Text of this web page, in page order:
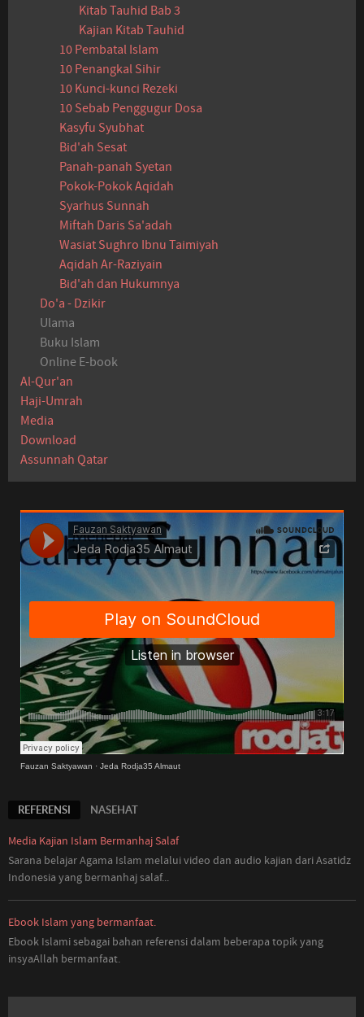
Kitab Tauhid Bab 3
Kajian Kitab Tauhid
10 Pembatal Islam
10 Penangkal Sihir
10 Kunci-kunci Rezeki
10 Sebab Penggugur Dosa
Kasyfu Syubhat
Bid'ah Sesat
Panah-panah Syetan
Pokok-Pokok Aqidah
Syarhus Sunnah
Miftah Daris Sa'adah
Wasiat Sughro Ibnu Taimiyah
Aqidah Ar-Raziyain
Bid'ah dan Hukumnya
Do'a - Dzikir
Ulama
Buku Islam
Online E-book
Al-Qur'an
Haji-Umrah
Media
Download
Assunnah Qatar
Fauzan Saktyawan · Jeda Rodja35 Almaut
REFERENSI NASEHAT
Media Kajian Islam Bermanhaj Salaf
Sarana belajar Agama Islam melalui video dan audio kajian dari Asatidz
Indonesia yang bermanhaj salaf...
Ebook Islam yang bermanfaat.
Ebook Islami sebagai bahan referensi dalam beberapa topik yang
insyaAllah bermanfaat.